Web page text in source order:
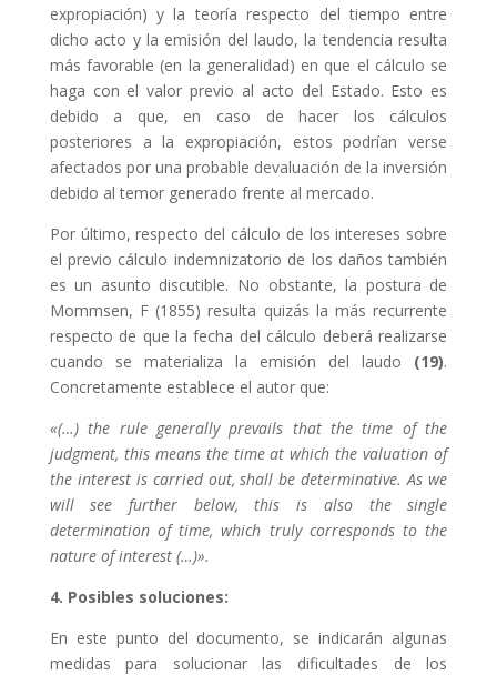
expropiación) y la teoría respecto del tiempo entre
dicho acto y la emisión del laudo, la tendencia resulta
más favorable (en la generalidad) en que el cálculo se
haga con el valor previo al acto del Estado. Esto es
debido a que, en caso de hacer los cálculos
posteriores a la expropiación, estos podrían verse
afectados por una probable devaluación de la inversión
debido al temor generado frente al mercado.
Por último, respecto del cálculo de los intereses sobre
el previo cálculo indemnizatorio de los daños también
es un asunto discutible. No obstante, la postura de
Mommsen, F (1855) resulta quizás la más recurrente
respecto de que la fecha del cálculo deberá realizarse
cuando se materializa la emisión del laudo (19).
Concretamente establece el autor que:
«(…) the rule generally prevails that the time of the
judgment, this means the time at which the valuation of
the interest is carried out, shall be determinative. As we
will see further below, this is also the single
determination of time, which truly corresponds to the
nature of interest (…)».
4. Posibles soluciones:
En este punto del documento, se indicarán algunas
medidas para solucionar las dificultades de los